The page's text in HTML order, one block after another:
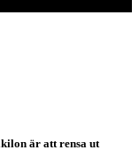
är att rensa ut